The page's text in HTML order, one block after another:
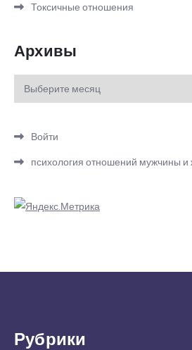
Токсичные отношения
Архивы
Архивы
Войти
психология отношений мужчины
Рубрики